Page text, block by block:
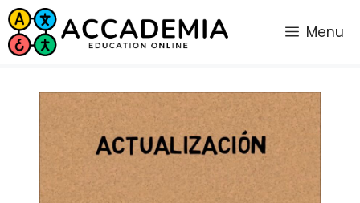
Saltar
al
contenido
Menu